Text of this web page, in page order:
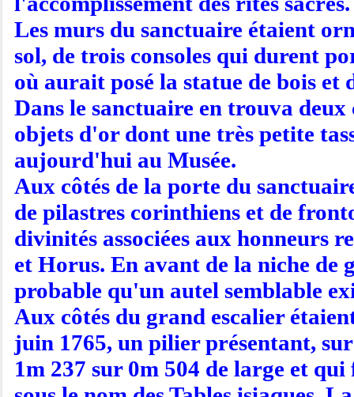
Les murs du sanctuaire étaient
sol, de trois consoles qui durent
où aurait posé la statue de bois et
Dans le sanctuaire en trouva
objets d'or dont une très petite
aujourd'hui au Musée.
Aux côtés de la porte du
de pilastres corinthiens et de
divinités associées aux honneurs
et Horus. En avant de la niche de
probable qu'un autel semblable
Aux côtés du grand escalier
juin 1765, un pilier présentant,
1m 237 sur 0m 504 de large et qui